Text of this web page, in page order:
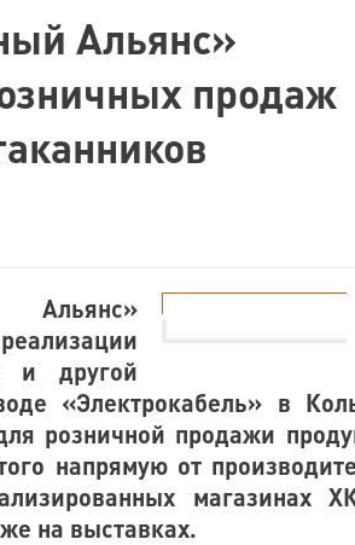
Альянс»
продаж
и другой
«Электрокабель» в
розничной продажи
напрямую от
магазинах
на выставках.